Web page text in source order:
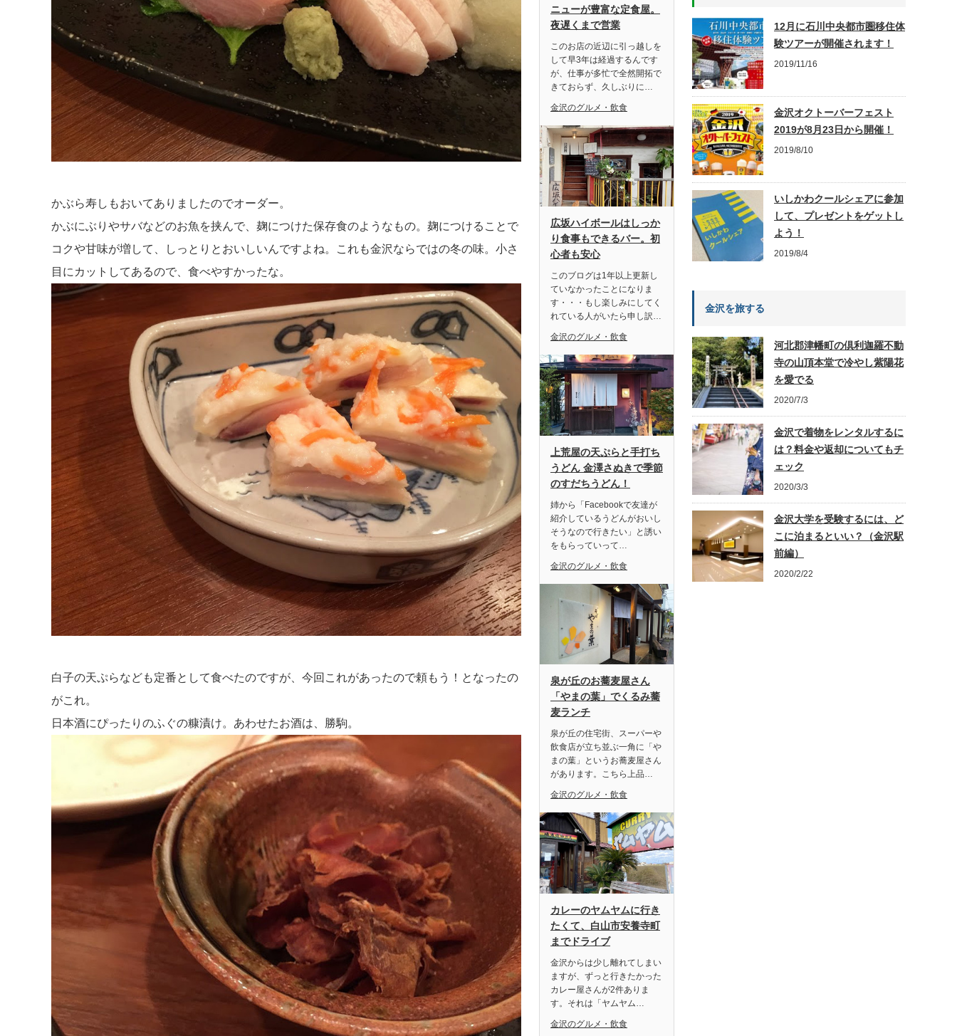
かぶら寿しもおいてありましたのでオーダー。
かぶにぶりやサバなどのお魚を挟んで、麹につけた保存食のようなもの。麹につけることで
コクや甘味が増して、しっとりとおいしいんですよね。これも金沢ならではの冬の味。小さ
目にカットしてあるので、食べやすかったな。
白子の天ぷらなども定番として食べたのですが、今回これがあったので頼もう！となったの
がこれ。
日本酒にぴったりのふぐの糠漬け。あわせたお酒は、勝駒。
ニューが豊富な定食屋。
夜遅くまで営業
このお店の近辺に引っ越しを
して早3年は経過するんです
が、仕事が多忙で全然開拓で
きておらず、久しぶりに…
金沢のグルメ・飲食
広坂ハイボールはしっか
り食事もできるバー。初
心者も安心
このブログは1年以上更新し
ていなかったことになりま
す・・・もし楽しみにしてく
れている人がいたら申し訳…
金沢のグルメ・飲食
上荒屋の天ぷらと手打ち
うどん 金澤さぬきで季節
のすだちうどん！
姉から「Facebookで友達が
紹介しているうどんがおいし
そうなので行きたい」と誘い
をもらっていって…
金沢のグルメ・飲食
泉が丘のお蕎麦屋さん
「やまの葉」でくるみ蕎
麦ランチ
泉が丘の住宅街、スーパーや
飲食店が立ち並ぶ一角に「や
まの葉」というお蕎麦屋さん
があります。こちら上品…
金沢のグルメ・飲食
カレーのヤムヤムに行き
たくて、白山市安養寺町
までドライブ
金沢からは少し離れてしまい
ますが、ずっと行きたかった
カレー屋さんが2件ありま
す。それは「ヤムヤム…
金沢のグルメ・飲食
12月に石川中央都市圏移住体
験ツアーが開催されます！
2019/11/16
金沢オクトーバーフェスト
2019が8月23日から開催！
2019/8/10
いしかわクールシェアに参加
して、プレゼントをゲットし
よう！
2019/8/4
金沢を旅する
河北郡津幡町の倶利迦羅不動
寺の山頂本堂で冷やし紫陽花
を愛でる
2020/7/3
金沢で着物をレンタルするに
は？料金や返却についてもチ
ェック
2020/3/3
金沢大学を受験するには、ど
こに泊まるといい？（金沢駅
前編）
2020/2/22